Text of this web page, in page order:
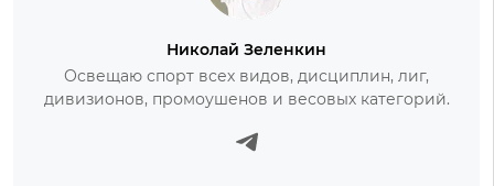
Николай Зеленкин
Освещаю спорт всех видов, дисциплин, лиг,
дивизионов, промоушенов и весовых категорий.